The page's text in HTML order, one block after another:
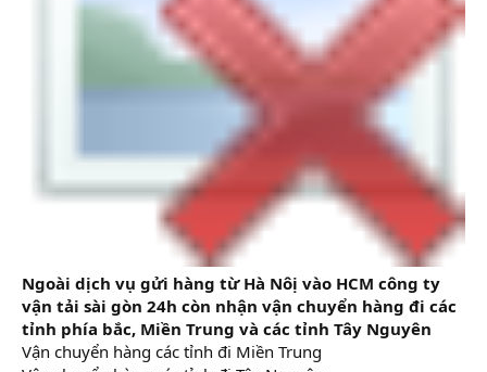
Ngoài dịch vụ gửi hàng từ Hà Nôị vào HCM công ty
vận tải sài gòn 24h còn nhận vận chuyển hàng đi các
tỉnh phía bắc, Miền Trung và các tỉnh Tây Nguyên
Vận chuyển hàng các tỉnh đi Miền Trung